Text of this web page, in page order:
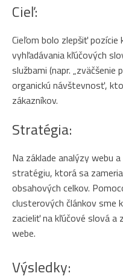
Cieľ:
Cieľom bolo zlepšiť
vyhľadávania kľúčových
službami (napr. „zväčšenie
organickú návštevnosť,
zákazníkov.
Stratégia:
Na základe analýzy webu
stratégiu, ktorá sa
obsahových celkov.
clusterových článkov sme
zacieliť na kľúčové slová
webe.
Výsledky: